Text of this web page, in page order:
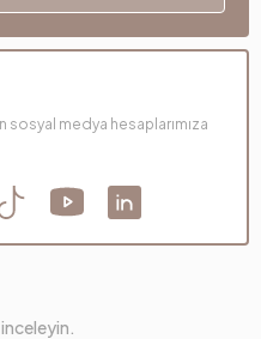
inceleyin.
sosyal medya hesaplarımıza